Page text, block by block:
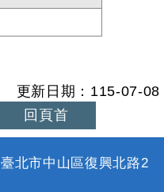
更新日期：115-07-08
回頁首
北市中山區復興北路2